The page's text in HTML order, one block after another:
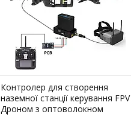
Контролер для створення
наземної станції керування FPV
Дроном з оптоволокном